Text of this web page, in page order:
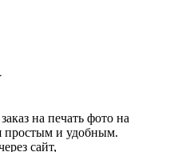
на печать фото на
простым и удобным.
сайт,